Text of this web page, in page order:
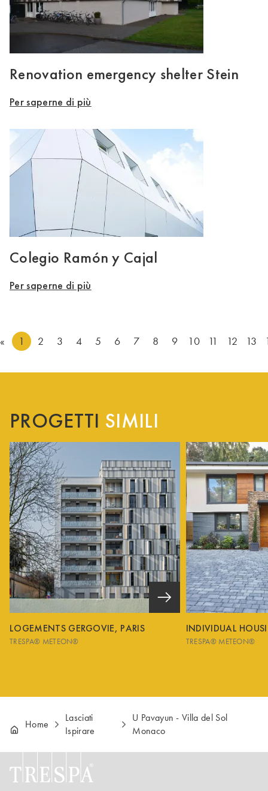
Renovation emergency shelter Stein
Per saperne di più
Colegio Ramón y Cajal
Per saperne di più
« 1 2 3 4 5 6 7 8 9 10 11 12 13
PROGETTI SIMILI
LOGEMENTS GERGOVIE, PARIS
TRESPA® METEON®
INDIVIDUAL
TRESPA® METEON®
Home
Lasciati
Ispirare
U Pavayun - Villa del Sol
Monaco